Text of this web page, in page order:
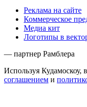
Реклама на сайте
Коммерческое
Медиа кит
Логотипы в
— партнер Рамблера
Используя Кудамоскоу,
соглашением и